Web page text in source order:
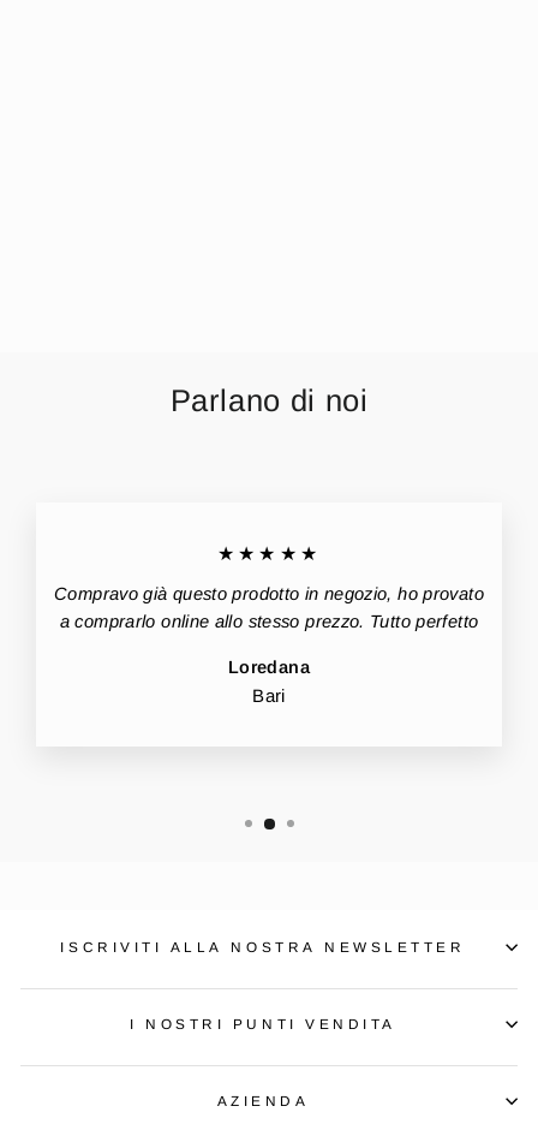
Parlano di noi
★★★★★
Compravo già questo prodotto in negozio, ho provato
a comprarlo online allo stesso prezzo. Tutto perfetto
Loredana
Bari
ISCRIVITI ALLA NOSTRA NEWSLETTER
I NOSTRI PUNTI VENDITA
AZIENDA